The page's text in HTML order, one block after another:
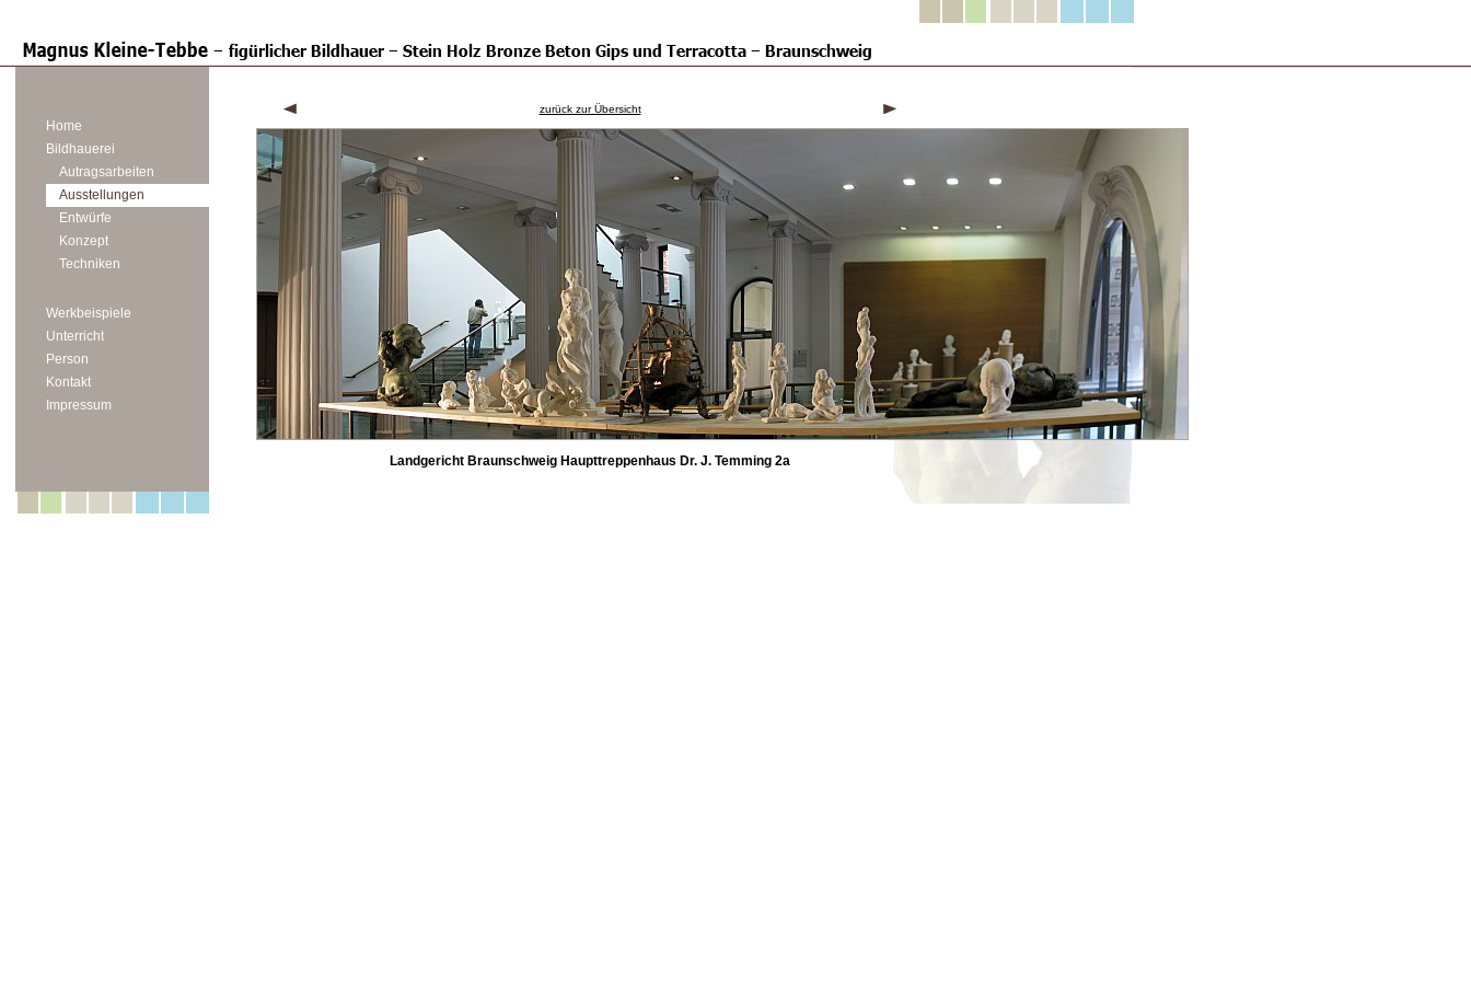
Home
Bildhauerei
Autragsarbeiten
Ausstellungen
Entwürfe
Konzept
Techniken
Werkbeispiele
Unterricht
Person
Kontakt
Impressum
zurück zur Übersicht
Landgericht Braunschweig Haupttreppenhaus Dr. J. Temming 2a